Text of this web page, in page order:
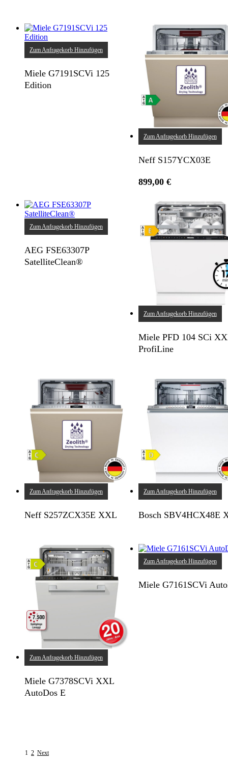
Zum Anfragekorb Hinzufügen
Miele G7191SCVi 125
Edition
Zum Anfragekorb Hinzufügen
Neff S157YCX03E
899,00 €
Zum Anfragekorb Hinzufügen
AEG FSE63307P
SatelliteClean®
Zum Anfragekorb Hinzufügen
Miele PFD 104 SCi
ProfiLine
Zum Anfragekorb Hinzufügen
Neff S257ZCX35E XXL
Zum Anfragekorb Hinzufügen
Bosch SBV4HCX48E
Zum Anfragekorb Hinzufügen
Miele G7378SCVi XXL
AutoDos E
Zum Anfragekorb Hinzufügen
Miele G7161SCVi
1 2 Next